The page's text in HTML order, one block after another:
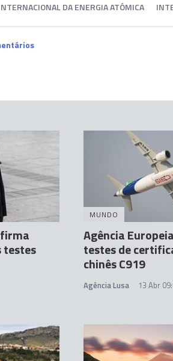
DA ENERGIA ATÓMICA
testes
MUNDO
Agência
testes de
chinês C919
Agência Lusa 13 Abr